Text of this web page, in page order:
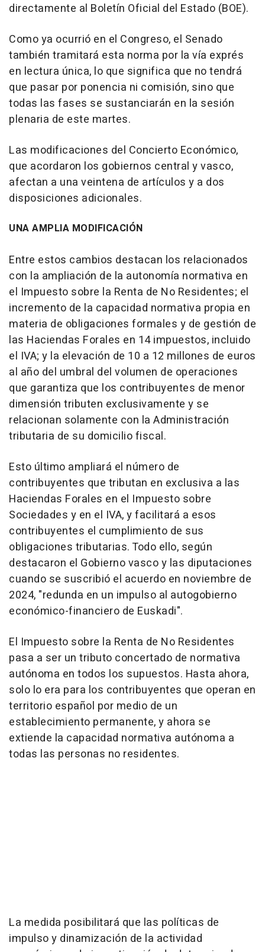
directamente al Boletín Oficial del Estado (BOE).
Como ya ocurrió en el Congreso, el Senado
también tramitará esta norma por la vía exprés
en lectura única, lo que significa que no tendrá
que pasar por ponencia ni comisión, sino que
todas las fases se sustanciarán en la sesión
plenaria de este martes.
Las modificaciones del Concierto Económico,
que acordaron los gobiernos central y vasco,
afectan a una veintena de artículos y a dos
disposiciones adicionales.
UNA AMPLIA MODIFICACIÓN
Entre estos cambios destacan los relacionados
con la ampliación de la autonomía normativa en
el Impuesto sobre la Renta de No Residentes; el
incremento de la capacidad normativa propia en
materia de obligaciones formales y de gestión de
las Haciendas Forales en 14 impuestos, incluido
el IVA; y la elevación de 10 a 12 millones de euros
al año del umbral del volumen de operaciones
que garantiza que los contribuyentes de menor
dimensión tributen exclusivamente y se
relacionan solamente con la Administración
tributaria de su domicilio fiscal.
Esto último ampliará el número de
contribuyentes que tributan en exclusiva a las
Haciendas Forales en el Impuesto sobre
Sociedades y en el IVA, y facilitará a esos
contribuyentes el cumplimiento de sus
obligaciones tributarias. Todo ello, según
destacaron el Gobierno vasco y las diputaciones
cuando se suscribió el acuerdo en noviembre de
2024, "redunda en un impulso al autogobierno
económico-financiero de Euskadi".
El Impuesto sobre la Renta de No Residentes
pasa a ser un tributo concertado de normativa
autónoma en todos los supuestos. Hasta ahora,
solo lo era para los contribuyentes que operan en
territorio español por medio de un
establecimiento permanente, y ahora se
extiende la capacidad normativa autónoma a
todas las personas no residentes.
La medida posibilitará que las políticas de
impulso y dinamización de la actividad